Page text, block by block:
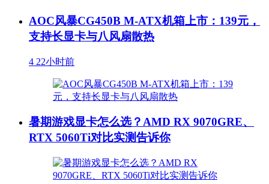
AOC风暴CG450B M-ATX机箱上市：139元，
支持长显卡与八风扇散热
4 22小时前
暑期游戏显卡怎么选？AMD RX 9070GRE、
RTX 5060Ti对比实测告诉你